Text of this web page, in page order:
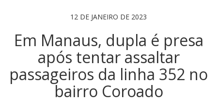
12 DE JANEIRO DE 2023
Em Manaus, dupla é presa
após tentar assaltar
passageiros da linha 352 no
bairro Coroado